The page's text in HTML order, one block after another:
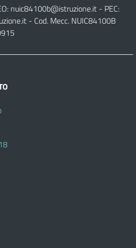
nuic84100b@istruzione.it - PEC:
- Cod. Mecc. NUIC84100B